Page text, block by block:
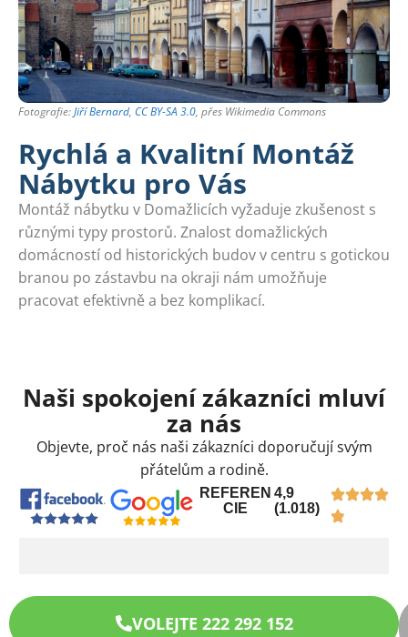
Fotografie:Jiří Bernard, CC BY-SA 3.0, přes Wikimedia Commons
Rychlá a Kvalitní Montáž
Nábytku pro Vás
Montáž nábytku v Domažlicích vyžaduje zkušenost s
různými typy prostorů. Znalost domažlických
domácností od historických budov v centru s gotickou
branou po zástavbu na okraji nám umožňuje
pracovat efektivně a bez komplikací.
Naši spokojení zákazníci mluví
za nás
Objevte, proč nás naši zákazníci doporučují svým
přátelům a rodině.
REFEREN
CIE
4,9
(1.018)
VOLEJTE 222 292 152